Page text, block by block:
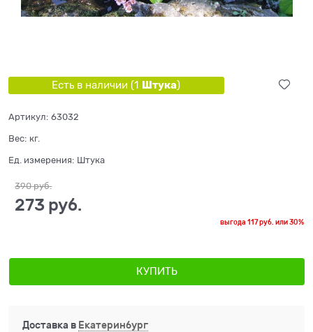
Есть в наличии (1 Штука)
Артикул: 63032
Вес: кг.
Ед. измерения: Штука
390 руб.
273 руб.
выгода117 руб. или30%
КУПИТЬ
Доставка в Екатеринбург